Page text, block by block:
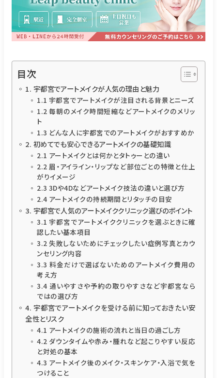
目次
1. 宇都宮でアートメイクが人気の理由と魅力
1.1 宇都宮でアートメイクが注目される背景とニーズ
1.2 毎朝のメイク時間短縮などアートメイクのメリッ
ト
1.3 どんな人に宇都宮でのアートメイクがおすすめか
2. 初めてでも安心できるアートメイクの基礎知識
2.1 アートメイクとは何かとタトゥーとの違い
2.2 眉・アイライン・リップなど部位ごとの特徴と仕上
がりイメージ
2.3 3Dや4Dなどアートメイク技法の違いと選び方
2.4 アートメイクの持続期間とリタッチの目安
3. 宇都宮で人気のアートメイククリニック選びのポイント
3.1 宇都宮でアートメイククリニックを選ぶときに確
認したい基本項目
3.2 失敗しないためにチェックしたい症例写真とカウ
ンセリング内容
3.3 料金だけで選ばないためのアートメイク費用の
考え方
3.4 通いやすさや予約の取りやすさなど宇都宮なら
ではの選び方
4. 宇都宮でアートメイクを受ける前に知っておきたい安
全性とリスク
4.1 アートメイクの施術の流れと当日の過ごし方
4.2 ダウンタイムや赤み・腫れなど起こりやすい反応
と対処の基本
4.3 アートメイク後のメイク・スキンケア・入浴で気を
つけること